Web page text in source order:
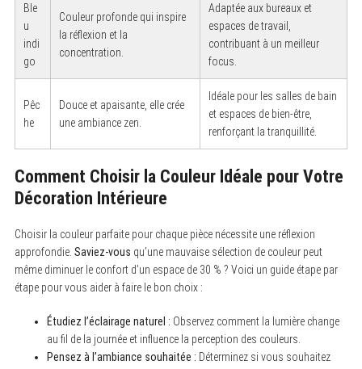
Ble
u
indi
go
Couleur profonde qui inspire
la réflexion et la
concentration.
Adaptée aux bureaux et
espaces de travail,
contribuant à un meilleur
focus.
Pêc
he
Douce et apaisante, elle crée
une ambiance zen.
Idéale pour les salles de bain
et espaces de bien-être,
renforçant la tranquillité.
Comment Choisir la Couleur Idéale pour Votre
Décoration Intérieure
Choisir la couleur parfaite pour chaque pièce nécessite une réflexion
approfondie. Saviez-vous qu’une mauvaise sélection de couleur peut
même diminuer le confort d’un espace de 30 % ? Voici un guide étape par
étape pour vous aider à faire le bon choix :
Étudiez l’éclairage naturel : Observez comment la lumière change
au fil de la journée et influence la perception des couleurs.
Pensez à l’ambiance souhaitée : Déterminez si vous souhaitez
e
c
h
f
o
r